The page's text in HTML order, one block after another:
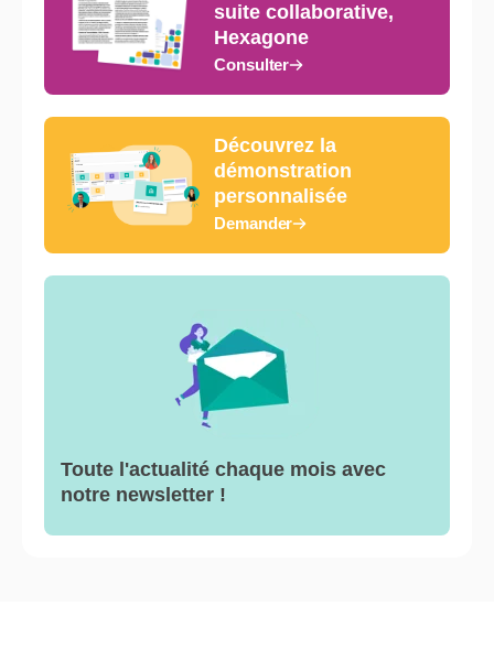
suite collaborative,
Hexagone
Consulter
Découvrez la
démonstration
personnalisée
Demander
Toute l'actualité chaque mois avec
notre newsletter !